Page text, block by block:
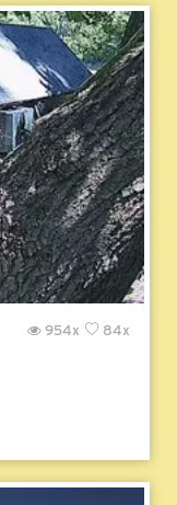
84x
954x